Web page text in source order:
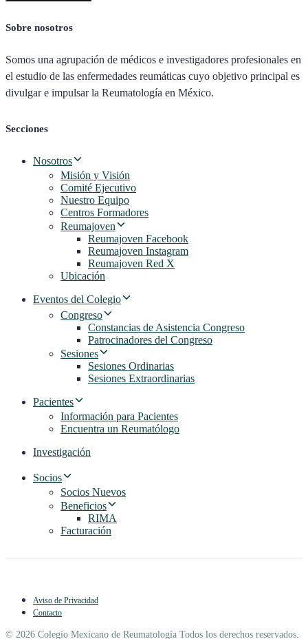
Sobre nosotros
Somos una agrupación de médicos e investigadores profesionales en
el estudio de las enfermedades reumáticas cuyo objetivo principal es
divulgar e impulsar la Reumatología en México.
Secciones
Nosotros
Misión y Visión
Comité Ejecutivo
Nuestro Equipo
Centros Formadores
Reumajoven
Reumajoven Facebook
Reumajoven Instagram
Reumajoven Red X
Ubicación
Eventos del Colegio
Congreso
Constancias de Asistencia Congreso
Patrocinadores del Congreso
Sesiones
Sesiones Ordinarias
Sesiones Extraordinarias
Pacientes
Información para Pacientes
Encuentra un Reumatólogo
Investigación
Socios
Socios Nuevos
Beneficios
RIMA
Facturación
Aviso de Privacidad
Contacto
© 2026 Colegio Mexicano de Reumatología Todos los derechos reservados.